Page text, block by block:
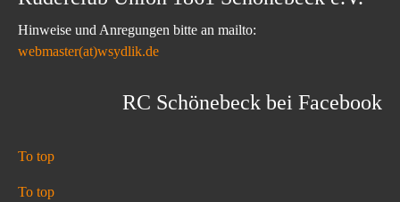
Hinweise und Anregungen bitte an mailto:
webmaster(at)wsydlik.de
RC Schönebeck bei Facebook
To top
To top